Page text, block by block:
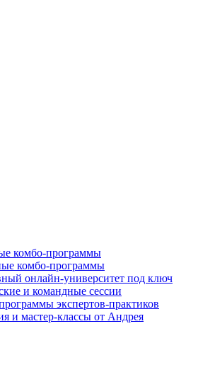
комбо-программы
комбо-программы
онлайн-университет под ключ
и командные сессии
экспертов-практиков
и мастер-классы от Андрея